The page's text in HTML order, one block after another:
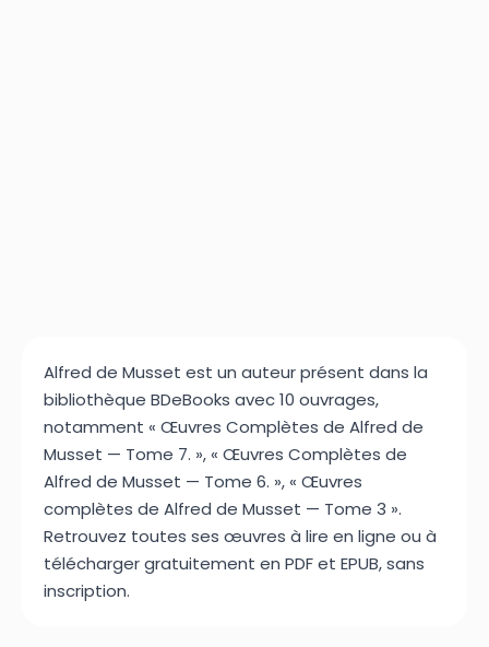
Alfred de Musset est un auteur présent dans la
bibliothèque BDeBooks avec 10 ouvrages,
notamment « Œuvres Complètes de Alfred de
Musset — Tome 7. », « Œuvres Complètes de
Alfred de Musset — Tome 6. », « Œuvres
complètes de Alfred de Musset — Tome 3 ».
Retrouvez toutes ses œuvres à lire en ligne ou à
télécharger gratuitement en PDF et EPUB, sans
inscription.